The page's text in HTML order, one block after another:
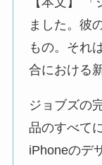
ました。彼
もの。それ
合における
ジョブズの
品のすべて
iPhoneのデ